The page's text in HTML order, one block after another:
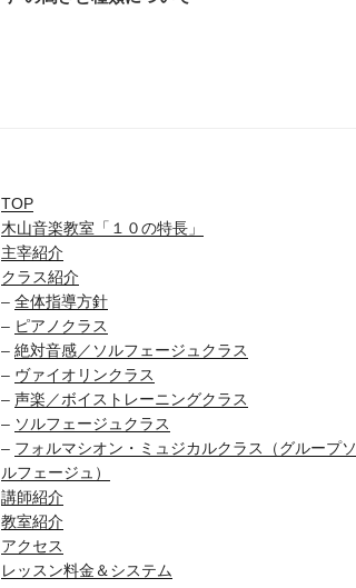
シ
ョ
ン
TOP
木山音楽教室「１０の特長」
主宰紹介
クラス紹介
– 全体指導方針
– ピアノクラス
– 絶対音感／ソルフェージュクラス
– ヴァイオリンクラス
– 声楽／ボイストレーニングクラス
– ソルフェージュクラス
– フォルマシオン・ミュジカルクラス（グループソ
ルフェージュ）
講師紹介
教室紹介
アクセス
レッスン料金＆システム